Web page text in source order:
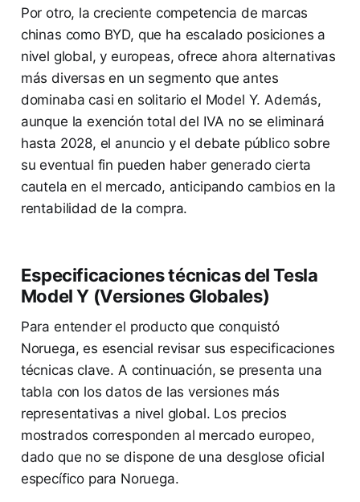
Por otro, la creciente competencia de marcas
chinas como BYD, que ha escalado posiciones a
nivel global, y europeas, ofrece ahora alternativas
más diversas en un segmento que antes
dominaba casi en solitario el Model Y. Además,
aunque la exención total del IVA no se eliminará
hasta 2028, el anuncio y el debate público sobre
su eventual fin pueden haber generado cierta
cautela en el mercado, anticipando cambios en la
rentabilidad de la compra.
Especificaciones técnicas del Tesla
Model Y (Versiones Globales)
Para entender el producto que conquistó
Noruega, es esencial revisar sus especificaciones
técnicas clave. A continuación, se presenta una
tabla con los datos de las versiones más
representativas a nivel global. Los precios
mostrados corresponden al mercado europeo,
dado que no se dispone de una desglose oficial
específico para Noruega.